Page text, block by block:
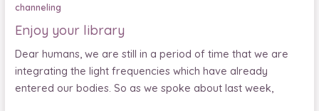
channeling
Enjoy your library
Dear humans, we are still in a period of time that we are
integrating the light frequencies which have already
entered our bodies. So as we spoke about last week,